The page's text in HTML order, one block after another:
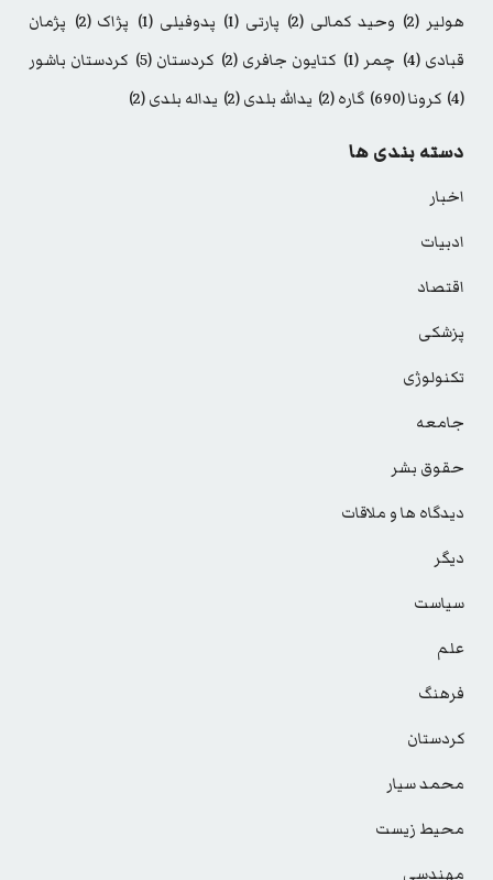
هولیر (2) وحید کمالی (2) پارتی (1) پدوفیلی (1) پژاک (2)
پژمان
قبادی (4) چمر (1) کتایون جافری (2) کردستان (5)
کردستان باشور
(4)
کرونا(690) گاره(2) یدالله بلدی(2) یداله بلدی(2)
دسته بندی ها
اخبار
ادبیات
اقتصاد
پزشکی
تکنولوژی
جامعه
حقوق بشر
دیدگاه ها و ملاقات
دیگر
سیاست
علم
فرهنگ
کردستان
محمد سیار
محیط زیست
مهندسی